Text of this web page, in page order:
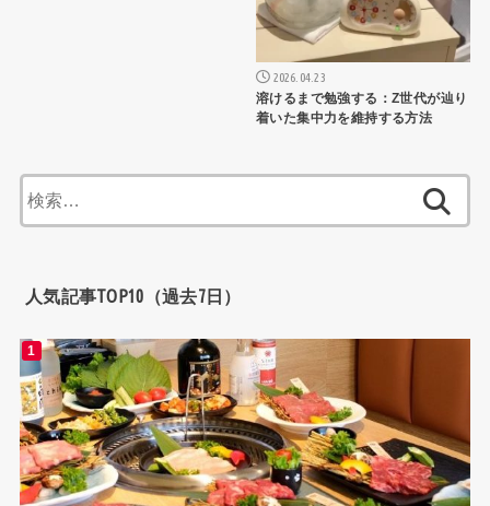
2026.04.23
溶けるまで勉強する：Z世代が辿り
着いた集中力を維持する方法
索:
人気記事TOP10（過去7日）